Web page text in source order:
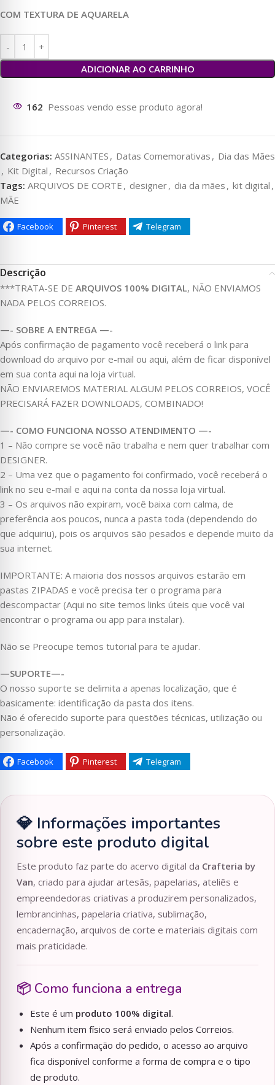
COM TEXTURA DE AQUARELA
ADICIONAR AO CARRINHO
161 Pessoas vendo esse produto agora!
Categorias: ASSINANTES , Datas Comemorativas , Dia das Mães
, Kit Digital , Recursos Criação
Tags: ARQUIVOS DE CORTE , designer, dia da mães , kit digital ,
MÃE
Facebook Pinterest Telegram
Descrição
***TRATA-SE DE ARQUIVOS 100% DIGITAL, NÃO ENVIAMOS
NADA PELOS CORREIOS.
—- SOBRE A ENTREGA —-
Após confirmação de pagamento você receberá o link para
download do arquivo por e-mail ou aqui, além de ficar disponível
em sua conta aqui na loja virtual.
NÃO ENVIAREMOS MATERIAL ALGUM PELOS CORREIOS, VOCÊ
PRECISARÁ FAZER DOWNLOADS, COMBINADO!
—- COMO FUNCIONA NOSSO ATENDIMENTO —-
1 – Não compre se você não trabalha e nem quer trabalhar com
DESIGNER.
2 – Uma vez que o pagamento foi confirmado, você receberá o
link no seu e-mail e aqui na conta da nossa loja virtual.
3 – Os arquivos não expiram, você baixa com calma, de
preferência aos poucos, nunca a pasta toda (dependendo do
que adquiriu), pois os arquivos são pesados e depende muito da
sua internet.
IMPORTANTE: A maioria dos nossos arquivos estarão em
pastas ZIPADAS e você precisa ter o programa para
descompactar (Aqui no site temos links úteis que você vai
encontrar o programa ou app para instalar).
Não se Preocupe temos tutorial para te ajudar.
—SUPORTE—-
O nosso suporte se delimita a apenas localização, que é
basicamente: identificação da pasta dos itens.
Não é oferecido suporte para questões técnicas, utilização ou
personalização.
Facebook Pinterest Telegram
💎 Informações importantes
sobre este produto digital
Este produto faz parte do acervo digital da Crafteria by
Van, criado para ajudar artesãs, papelarias, ateliês e
empreendedoras criativas a produzirem personalizados,
lembrancinhas, papelaria criativa, sublimação,
encadernação, arquivos de corte e materiais digitais com
mais praticidade.
📦 Como funciona a entrega
Este é um produto 100% digital.
Nenhum item físico será enviado pelos Correios.
Após a confirmação do pedido, o acesso ao arquivo
fica disponível conforme a forma de compra e o tipo
de produto.